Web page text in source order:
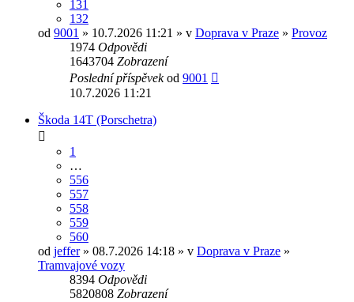
131
132
od 9001 » 10.7.2026 11:21 » v Doprava v Praze » Provoz
1974 Odpovědi
1643704 Zobrazení
Poslední příspěvekod 9001
10.7.2026 11:21
Škoda 14T (Porschetra)
1
…
556
557
558
559
560
od jeffer» 08.7.2026 14:18 » v Doprava v Praze »
Tramvajové vozy
8394 Odpovědi
5820808 Zobrazení